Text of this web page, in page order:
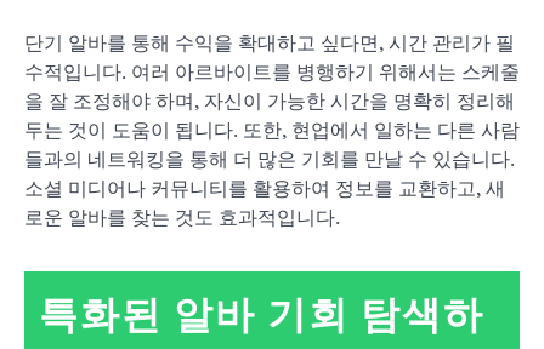
단기 알바를 통해 수익을 확대하고 싶다면, 시간 관리가 필
수적입니다. 여러 아르바이트를 병행하기 위해서는 스케줄
을 잘 조정해야 하며, 자신이 가능한 시간을 명확히 정리해
두는 것이 도움이 됩니다. 또한, 현업에서 일하는 다른 사람
들과의 네트워킹을 통해 더 많은 기회를 만날 수 있습니다.
소셜 미디어나 커뮤니티를 활용하여 정보를 교환하고, 새
로운 알바를 찾는 것도 효과적입니다.
특화된 알바 기회 탐색하